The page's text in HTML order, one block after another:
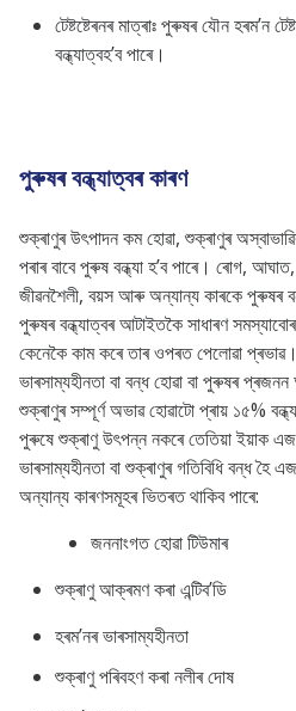
টেষ্টষ্টেৰনৰ মাত্ৰাঃ পুৰুষৰ যৌন হৰম’ন
বন্ধ্যাত্বহ’ব পাৰে।
পুৰুষৰ বন্ধ্যাত্বৰ কাৰণ
শুক্ৰাণুৰ উৎপাদন কম হোৱা, শুক্ৰাণুৰ
পৰাৰ বাবে পুৰুষ বন্ধ্যা হ’ব পাৰে। ৰোগ, আঘাত,
জীৱনশৈলী, বয়স আৰু অন্যান্য কাৰকে পুৰুষৰ
পুৰুষৰ বন্ধ্যাত্বৰ আটাইতকৈ সাধাৰণ
কেনেকৈ কাম কৰে তাৰ ওপৰত পেলোৱা
ভাৰসাম্যহীনতা বা বন্ধ হোৱা বা পুৰুষৰ
শুক্ৰাণুৰ সম্পূৰ্ণ অভাৱ হোৱাটো প্ৰায় ১৫%
পুৰুষে শুক্ৰাণু উৎপন্ন নকৰে তেতিয়া ইয়াক
ভাৰসাম্যহীনতা বা শুক্ৰাণুৰ গতিবিধি বন্ধ হৈ
অন্যান্য কাৰণসমূহৰ ভিতৰত থাকিব পাৰে:
জননাংগত হোৱা টিউমাৰ
শুক্ৰাণু আক্ৰমণ কৰা এন্টিব’ডি
হৰম’নৰ ভাৰসাম্যহীনতা
শুক্ৰাণু পৰিবহণ কৰা নলীৰ দোষ